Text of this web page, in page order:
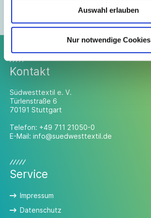
Auswahl erlauben
Nur notwendige Cookies
Kontakt
Südwesttextil e. V.
Türlenstraße 6
70191 Stuttgart
Telefon: +49 711 21050-0
E-Mail: info@suedwesttextil.de
Service
Impressum
Datenschutz